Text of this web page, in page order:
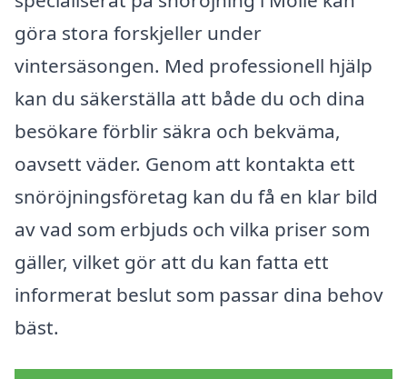
göra stora forskjeller under
vintersäsongen. Med professionell hjälp
kan du säkerställa att både du och dina
besökare förblir säkra och bekväma,
oavsett väder. Genom att kontakta ett
snöröjningsföretag kan du få en klar bild
av vad som erbjuds och vilka priser som
gäller, vilket gör att du kan fatta ett
informerat beslut som passar dina behov
bäst.